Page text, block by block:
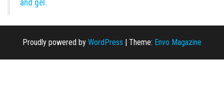
and gel.
Proudly powered by WordPress Theme: Envo Magazine